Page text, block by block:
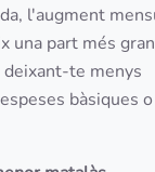
l'augment
una part més gran
te menys
bàsiques o